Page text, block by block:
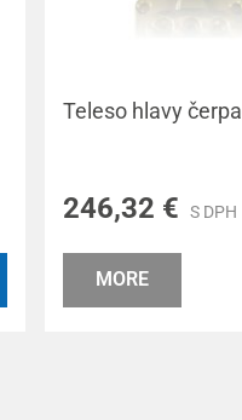
Teleso hlavy
246,32 € S DPH
MORE